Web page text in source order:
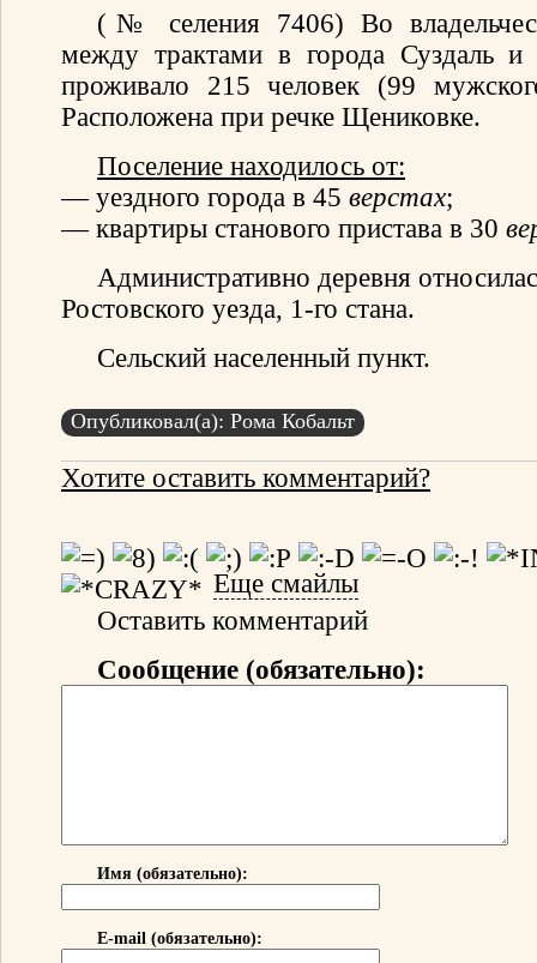
(№ селения 7406) Во
между трактами в города Суздаль
проживало 215 человек (99
Расположена при речке Щениковке.
Поселение находилось от:
— уездного города в 45 верстах;
— квартиры станового пристава в 30
Административно деревня
Ростовского уезда, 1-го стана.
Сельский населенный пункт.
Опубликовал(а): Рома Кобальт
Хотите оставить комментарий?
Еще смайлы
Оставить комментарий
Сообщение (обязательно):
Имя (обязательно):
E-mail (обязательно):